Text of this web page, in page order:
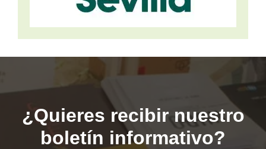
¿Quieres recibir nuestro
boletín informativo?